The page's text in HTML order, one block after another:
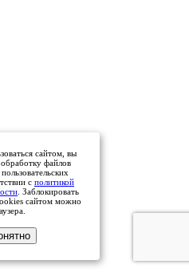
сайтом, вы
обработку файлов
с политикой
. Заблокировать
сайтом можно